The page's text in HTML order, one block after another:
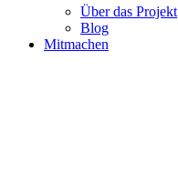
Über das Projekt
Blog
Mitmachen